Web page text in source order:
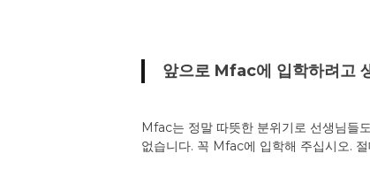
앞으로 Mfac에 입학하려고
Mfac는 정말 따뜻한 분위기로 선생님들
없습니다. 꼭 Mfac에 입학해 주십시오.